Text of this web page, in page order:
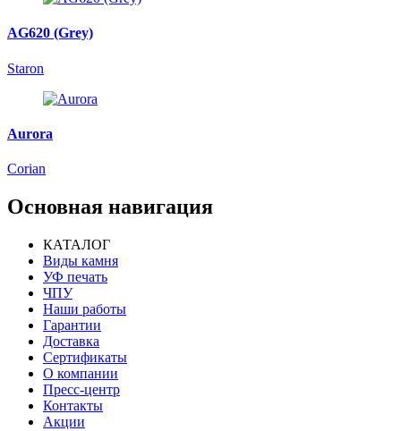
AG620 (Grey)
Staron
Aurora
Corian
Основная навигация
КАТАЛОГ
Виды камня
УФ печать
ЧПУ
Наши работы
Гарантии
Доставка
Сертификаты
О компании
Пресс-центр
Контакты
Акции